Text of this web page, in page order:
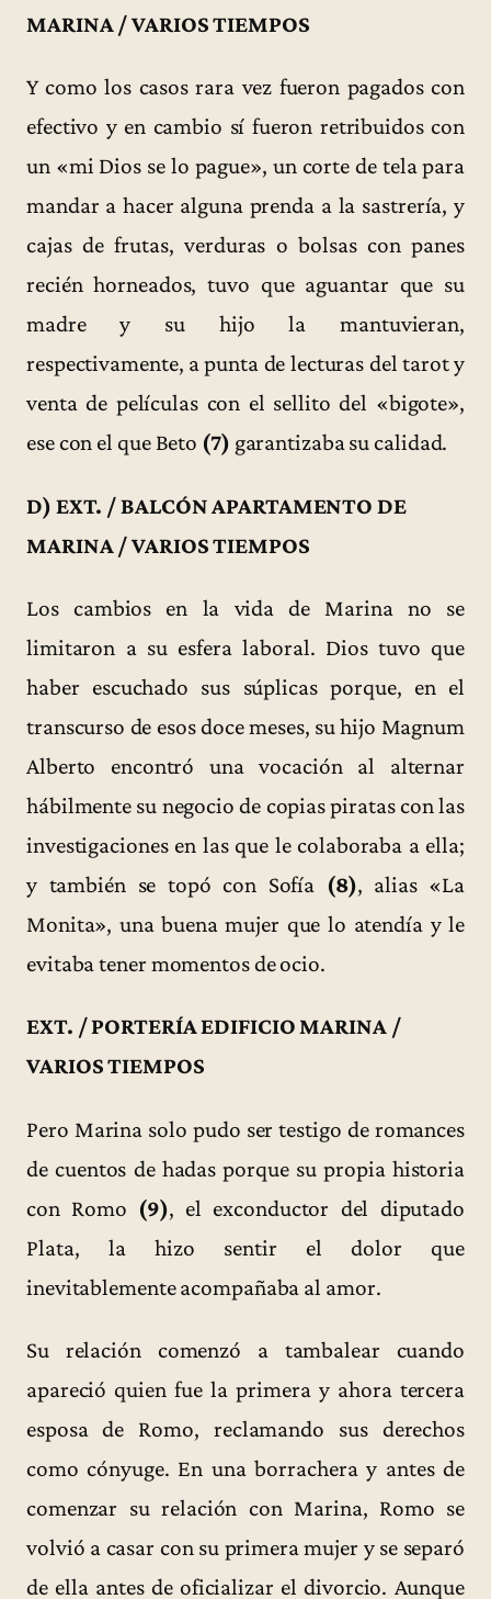
MARINA / VARIOS TIEMPOS
Y como los casos rara vez fueron pagados con
efectivo y en cambio sí fueron retribuidos con
un «mi Dios se lo pague», un corte de tela para
mandar a hacer alguna prenda a la sastrería, y
cajas de frutas, verduras o bolsas con panes
recién horneados, tuvo que aguantar que su
madre y su hijo la mantuvieran,
respectivamente, a punta de lecturas del tarot y
venta de películas con el sellito del «bigote»,
ese con el que Beto (7) garantizaba su calidad.
D) EXT. / BALCÓN APARTAMENTO DE
MARINA / VARIOS TIEMPOS
Los cambios en la vida de Marina no se
limitaron a su esfera laboral. Dios tuvo que
haber escuchado sus súplicas porque, en el
transcurso de esos doce meses, su hijo Magnum
Alberto encontró una vocación al alternar
hábilmente su negocio de copias piratas con las
investigaciones en las que le colaboraba a ella;
y también se topó con Sofía (8), alias «La
Monita», una buena mujer que lo atendía y le
evitaba tener momentos de ocio.
EXT. / PORTERÍA EDIFICIO MARINA /
VARIOS TIEMPOS
Pero Marina solo pudo ser testigo de romances
de cuentos de hadas porque su propia historia
con Romo (9), el exconductor del diputado
Plata, la hizo sentir el dolor que
inevitablemente acompañaba al amor.
Su relación comenzó a tambalear cuando
apareció quien fue la primera y ahora tercera
esposa de Romo, reclamando sus derechos
como cónyuge. En una borrachera y antes de
comenzar su relación con Marina, Romo se
volvió a casar con su primera mujer y se separó
de ella antes de oficializar el divorcio. Aunque